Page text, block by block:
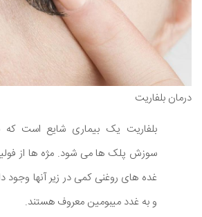
درمان بلفاریت
بلفاریت یک بیماری شایع است که
سوزش پلک ها می شود. مژه ها از
غده های روغنی کمی در زیر آنها وجود
و به غدد میبومین معروف هستند.